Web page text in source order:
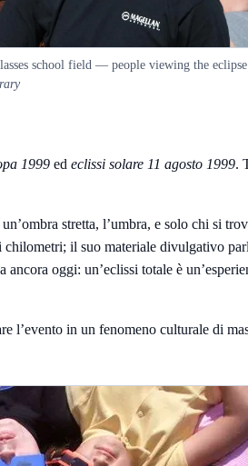
school field — people viewing the
1999 ed eclissi solare 11 agosto 1999.
stretta, l’umbra, e solo chi si
il suo materiale divulgativo
oggi: un’eclissi totale è
l’evento in un fenomeno culturale di